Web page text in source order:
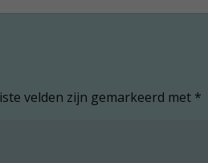
velden zijn gemarkeerd met *